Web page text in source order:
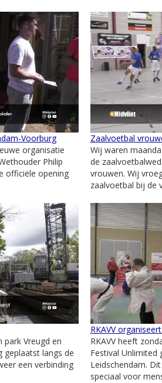
Voorburg
organisatie
Philip
officiële opening
Zaalvoetbal
Wij waren
de
vrouwen. Wij
zaalvoetbal bij de
park Vreugd en
geplaatst langs de
een verbinding
RKAVV
RKAVV heeft
Festival Unlimited
Leidschendam.
speciaal voor